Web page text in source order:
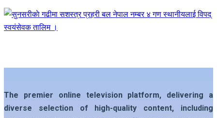
The premier online television platform, delivering a
diverse selection of high-quality content, including